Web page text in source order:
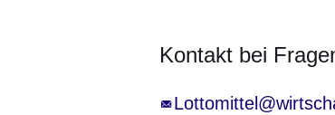
Kontakt bei